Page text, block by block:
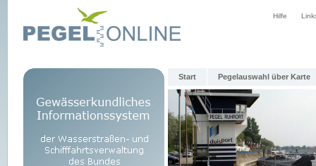
Hilfe
Start Pegelauswahl über Karte